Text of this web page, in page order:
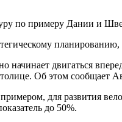
начинает двигаться
Об этом сообщает
для развития
до 50%.